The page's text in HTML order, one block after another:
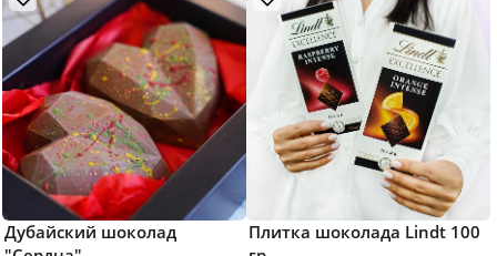
Дубайский шоколад
Плитка шоколада Lindt 100